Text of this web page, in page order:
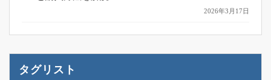
2026年3月17日
タグリスト